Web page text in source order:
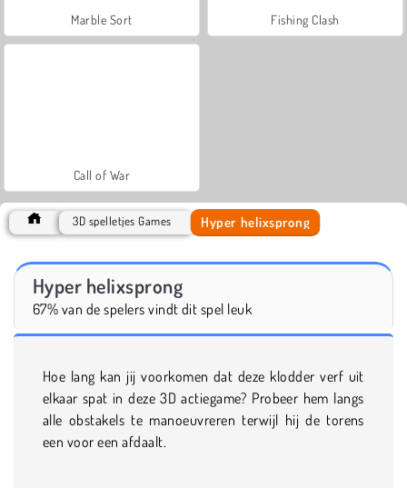
Marble Sort Fishing Clash
Call of War
3D spelletjes Games Hyper helixsprong
Hyper helixsprong
67% van de spelers vindt dit spel leuk
Hoe lang kan jij voorkomen dat deze klodder verf uit
elkaar spat in deze 3D actiegame? Probeer hem langs
alle obstakels te manoeuvreren terwijl hij de torens
een voor een afdaalt.